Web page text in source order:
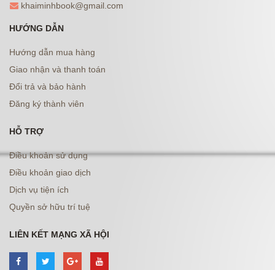
khaiminhbook@gmail.com
HƯỚNG DẪN
Hướng dẫn mua hàng
Giao nhận và thanh toán
Đổi trả và bảo hành
Đăng ký thành viên
HỖ TRỢ
Điều khoản sử dụng
Điều khoản giao dịch
Dịch vụ tiện ích
Quyền sở hữu trí tuệ
LIÊN KẾT MẠNG XÃ HỘI